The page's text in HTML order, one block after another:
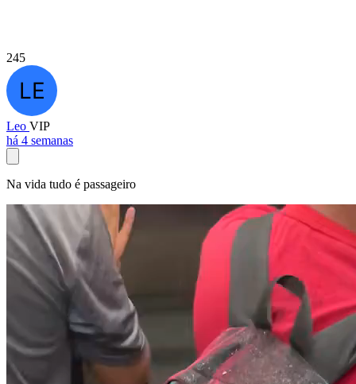
245
Leo VIP
há 4 semanas
Na vida tudo é passageiro